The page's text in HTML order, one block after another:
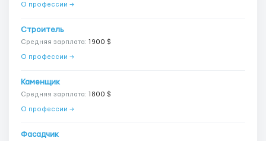
О профессии →
Строитель
Средняя зарплата: 1900 $
О профессии →
Каменщик
Средняя зарплата: 1800 $
О профессии →
Фасадчик